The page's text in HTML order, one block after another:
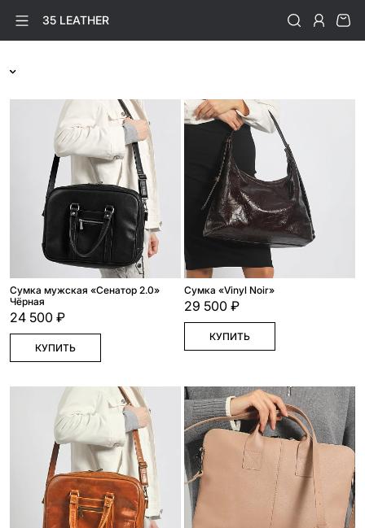
35 LEATHER
Сумка мужская «Сенатор 2.0»
Чёрная
24 500 ₽
КУПИТЬ
Cумка «Vinyl Noir»
29 500 ₽
КУПИТЬ